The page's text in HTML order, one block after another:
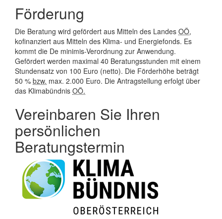
Förderung
Die Beratung wird gefördert aus Mitteln des Landes OÖ,
kofinanziert aus Mitteln des Klima- und Energiefonds. Es
kommt die De minimis-Verordnung zur Anwendung.
Gefördert werden maximal 40 Beratungsstunden mit einem
Stundensatz von 100 Euro (netto). Die Förderhöhe beträgt
50 % bzw. max. 2.000 Euro. Die Antragstellung erfolgt über
das Klimabündnis OÖ.
Vereinbaren Sie Ihren
persönlichen
Beratungstermin